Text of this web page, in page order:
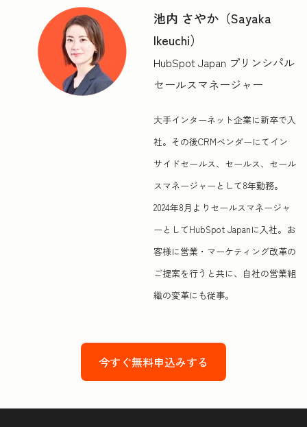
池内 さやか（Sayaka
Ikeuchi）
HubSpot Japan プリンシパル
セールスマネージャー
大手インターネット企業に新卒で入
社。その後CRMベンダーにてイン
サイドセールス、セールス、セール
スマネージャーとして8年勤務。
2024年8月よりセールスマネージャ
ーとしてHubSpot Japanに入社。お
客様に営業・マーケティング改革の
ご提案を行うと共に、自社の営業組
織の変革にも従事。
今すぐ無料申込みする